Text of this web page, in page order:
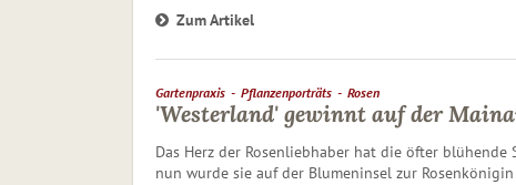
Zum Artikel
Gartenpraxis Pflanzenporträts Rosen
'Westerland' gewinnt auf der
Das Herz der Rosenliebhaber hat die öfter
nun wurde sie auf der Blumeninsel zur